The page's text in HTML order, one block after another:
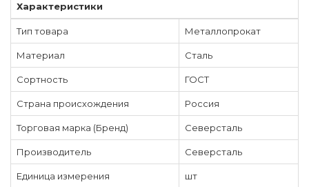
Характеристики
Тип товара Металлопрокат
Материал Сталь
Сортность ГОСТ
Страна происхождения Россия
Торговая марка (Бренд) Северсталь
Производитель Северсталь
Единица измерения шт